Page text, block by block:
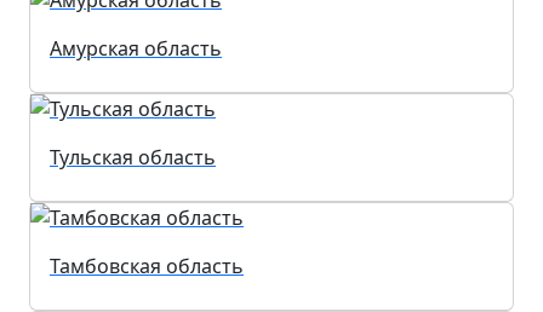
Амурская область
Тульская область
Тамбовская область